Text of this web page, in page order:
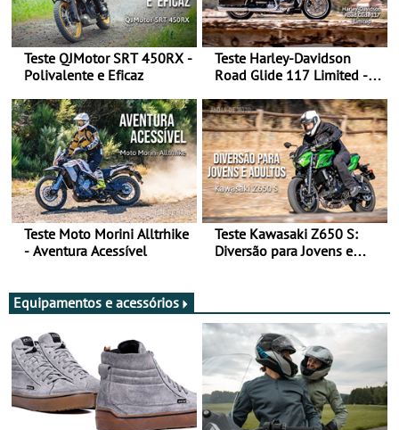
Teste QJMotor SRT 450RX -
Polivalente e Eficaz
Teste Harley-Davidson
Road Glide 117 Limited - A
Teste Moto Morini Alltrhike
- Aventura Acessível
Teste Kawasaki Z650 S:
Diversão para Jovens e
Equipamentos e acessórios